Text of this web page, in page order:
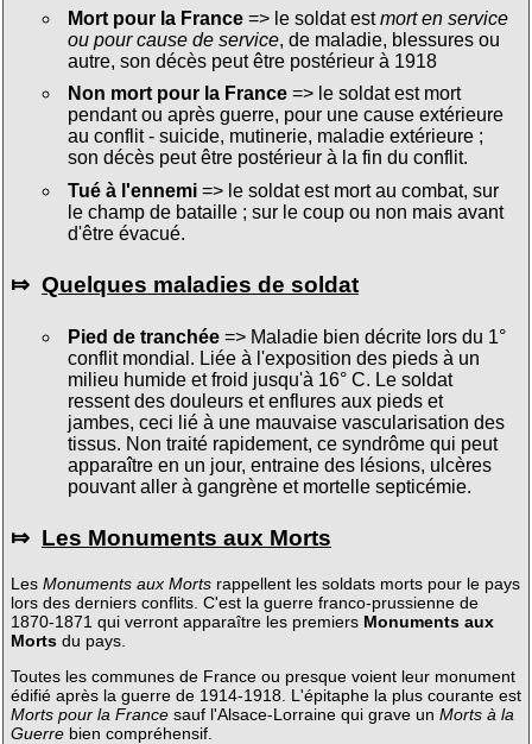
Mort pour la France=> le soldat estmort en service
ou pour cause de service, de maladie, blessures ou
autre, son décès peut être postérieur à 1918
Non mort pour la France=> le soldat est mort
pendant ou après guerre, pour une cause extérieure
au conflit - suicide, mutinerie, maladie extérieure ;
son décès peut être postérieur à la fin du conflit.
Tué à l'ennemi=> le soldat est mort au combat, sur
le champ de bataille ; sur le coup ou non mais avant
d'être évacué.
⤇ Quelques maladies de soldat
Pied de tranchée=> Maladie bien décrite lors du 1°
conflit mondial. Liée à l'exposition des pieds à un
milieu humide et froid jusqu'à 16° C. Le soldat
ressent des douleurs et enflures aux pieds et
jambes, ceci lié à une mauvaise vascularisation des
tissus. Non traité rapidement, ce syndrôme qui peut
apparaître en un jour, entraine des lésions, ulcères
pouvant aller à gangrène et mortelle septicémie.
⤇ Les Monuments aux Morts
Les Monuments aux Mortsrappellent les soldats morts pour le pays
lors des derniers conflits. C'est la guerre franco-prussienne de
1870-1871 qui verront apparaître les premiers Monuments aux
Mortsdu pays.
Toutes les communes de France ou presque voient leur monument
édifié après la guerre de 1914-1918. L'épitaphe la plus courante est
Morts pour la Francesauf l'Alsace-Lorraine qui grave un Morts à la
Guerrebien compréhensif.